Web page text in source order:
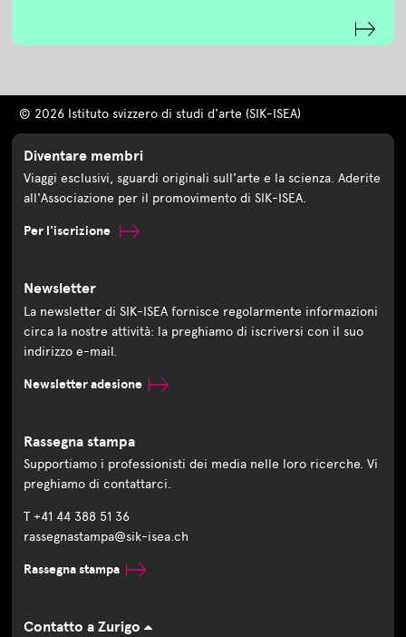
© 2026 Istituto svizzero di studi d'arte (SIK-ISEA)
Diventare membri
Viaggi esclusivi, sguardi originali sull'arte e la scienza. Aderite
all'Associazione per il promovimento di SIK-ISEA.
Per l'iscrizione
Newsletter
La newsletter di SIK-ISEA fornisce regolarmente informazioni
circa la nostre attività: la preghiamo di iscriversi con il suo
indirizzo e-mail.
Newsletter adesione
Rassegna stampa
Supportiamo i professionisti dei media nelle loro ricerche. Vi
preghiamo di contattarci.
T +41 44 388 51 36
rassegnastampa@sik-isea.ch
Rassegna stampa
Contatto a Zurigo